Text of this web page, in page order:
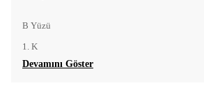
B Yüzü
1. K
Devamını Göster